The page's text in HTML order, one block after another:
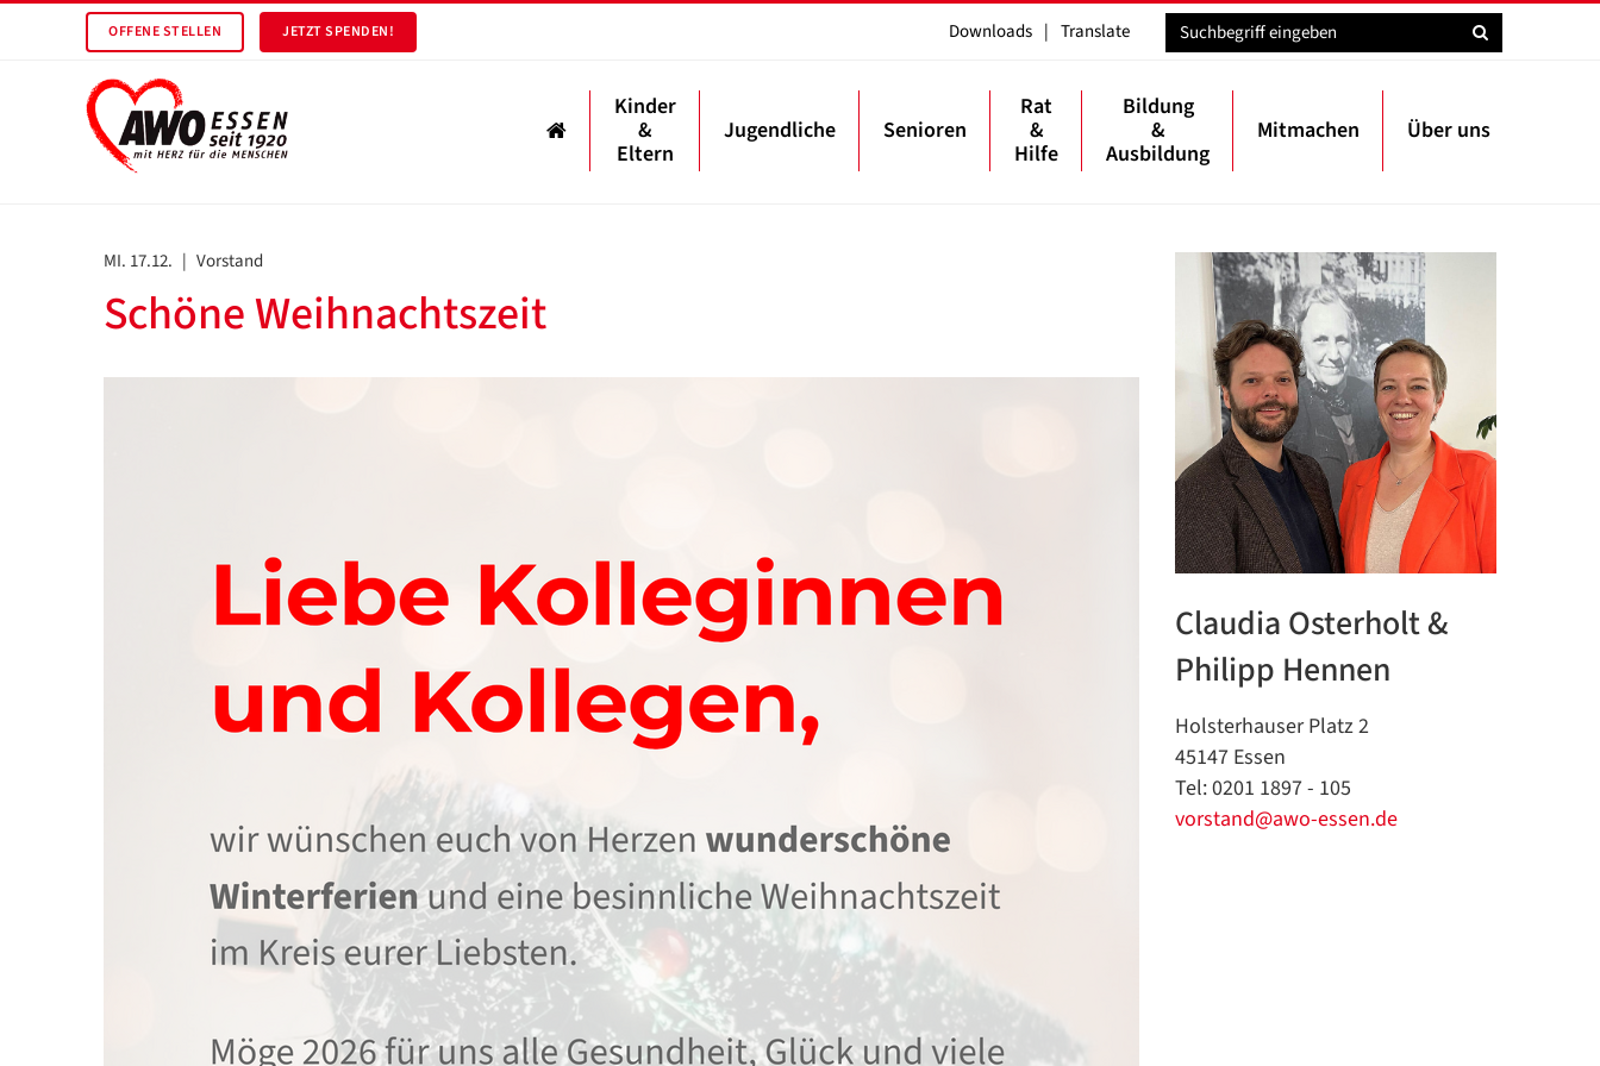
OFFENE STELLEN JETZT SPENDEN! Downloads | Translate
Kinder
&
Eltern
Jugendliche Senioren
Rat
&
Hilfe
Bildung
&
Ausbildung
Mitmachen Über uns
MI. 17.12. | Vorstand
Schöne Weihnachtszeit
Claudia Osterholt &
Philipp Hennen
Holsterhauser Platz 2
45147 Essen
Tel: 0201 1897 - 105
vorstand@awo-essen.de